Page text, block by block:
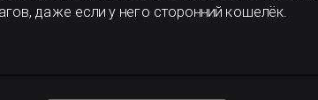
даже если у него сторонний кошелёк.